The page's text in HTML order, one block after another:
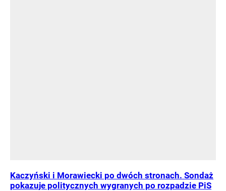
Kaczyński i Morawiecki po dwóch stronach. Sondaż
pokazuje politycznych wygranych po rozpadzie PiS